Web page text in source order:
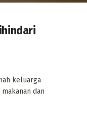
keluarga
dan